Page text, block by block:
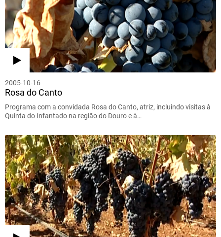
2005-10-16
Rosa do Canto
Programa com a convidada Rosa do Canto, atriz, incluindo visitas à
Quinta do Infantado na região do Douro e à…